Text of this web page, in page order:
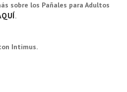
sobre los Pañales para Adultos
.
Intimus.